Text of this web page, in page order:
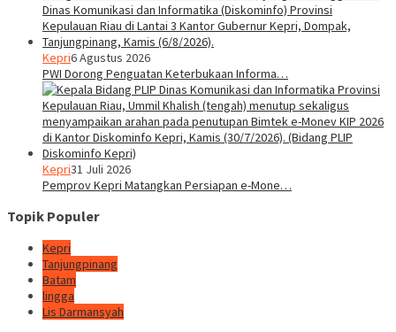
Kepri6 Agustus 2026
PWI Dorong Penguatan Keterbukaan Informa…
Kepri31 Juli 2026
Pemprov Kepri Matangkan Persiapan e-Mone…
Topik Populer
Kepri
Tanjungpinang
Batam
lingga
Lis Darmansyah